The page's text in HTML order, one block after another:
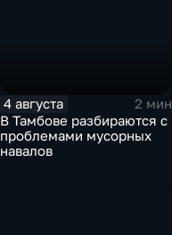
4 августа
2 мин
В Тамбове разбираются с
проблемами мусорных
навалов